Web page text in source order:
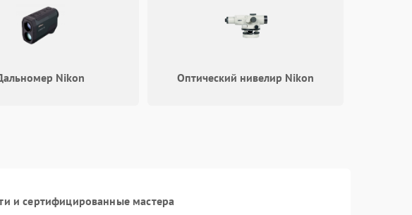
Nikon Оптический нивелир Nikon
и сертифицированные мастера